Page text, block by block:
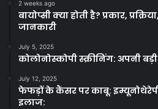
2 weeks ago
बायोप्सी क्या होती है? प्रकार,
जानकारी
July 5, 2025
कोलोनोस्कोपी स्क्रीनिंग: अपनी
July 12, 2025
फेफड़ों के कैंसर पर काबू:
इलाज: